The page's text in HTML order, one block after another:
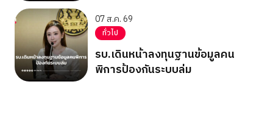
07 ส.ค. 69
ทั่วไป
รบ.เดินหน้าลงทุนฐานข้อมูลคน
พิการป้องกันระบบล่ม